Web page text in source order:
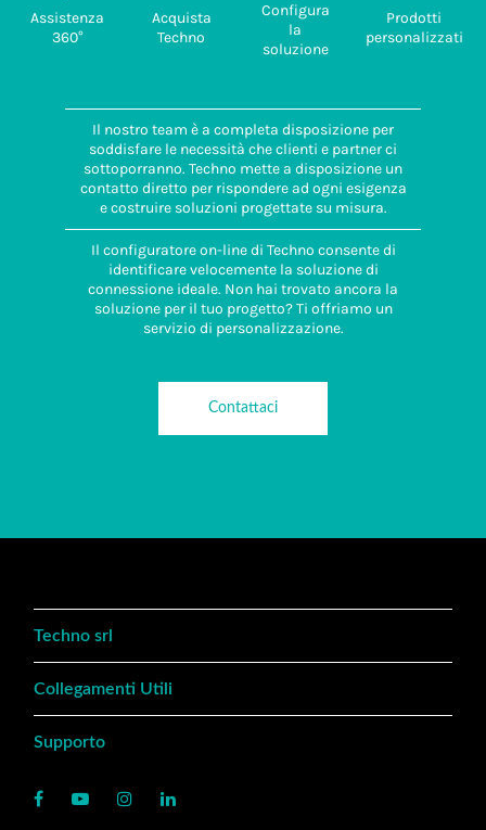
Assistenza
360°
Acquista
Techno
Configura
la
soluzione
Prodotti
personalizzati
Il nostro team è a completa disposizione per
soddisfare le necessità che clienti e partner ci
sottoporranno. Techno mette a disposizione un
contatto diretto per rispondere ad ogni esigenza
e costruire soluzioni progettate su misura.
Il configuratore on-line di Techno consente di
identificare velocemente la soluzione di
connessione ideale. Non hai trovato ancora la
soluzione per il tuo progetto? Ti offriamo un
servizio di personalizzazione.
Contattaci
Techno srl
Collegamenti Utili
Supporto